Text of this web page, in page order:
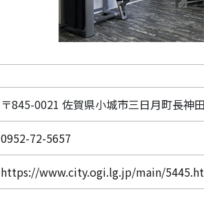
〒845-0021 佐賀県小城市三日月町長神
0952-72-5657
https://www.city.ogi.lg.jp/main/